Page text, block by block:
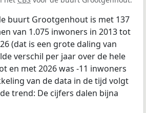
buurt Grootgenhout is met 137
van 1.075 inwoners in 2013 tot
(dat is een grote daling van
verschil per jaar over de hele
en met 2026 was -11 inwoners
van de data in de tijd volgt
trend: De cijfers dalen bijna